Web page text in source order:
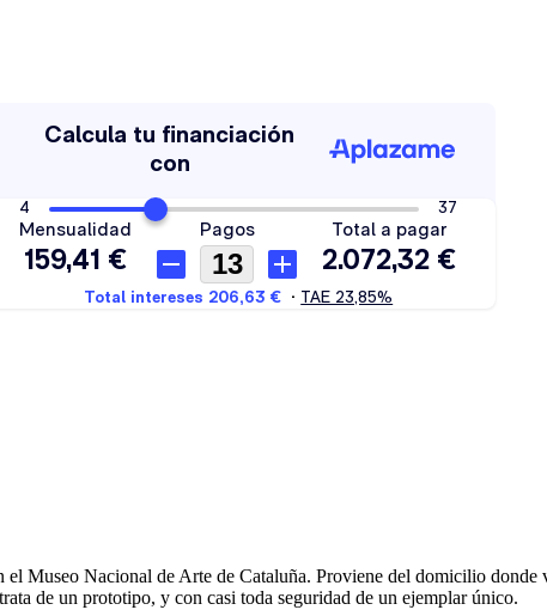
el Museo Nacional de Arte de Cataluña. Proviene del domicilio
de un prototipo, y con casi toda seguridad de un ejemplar único.